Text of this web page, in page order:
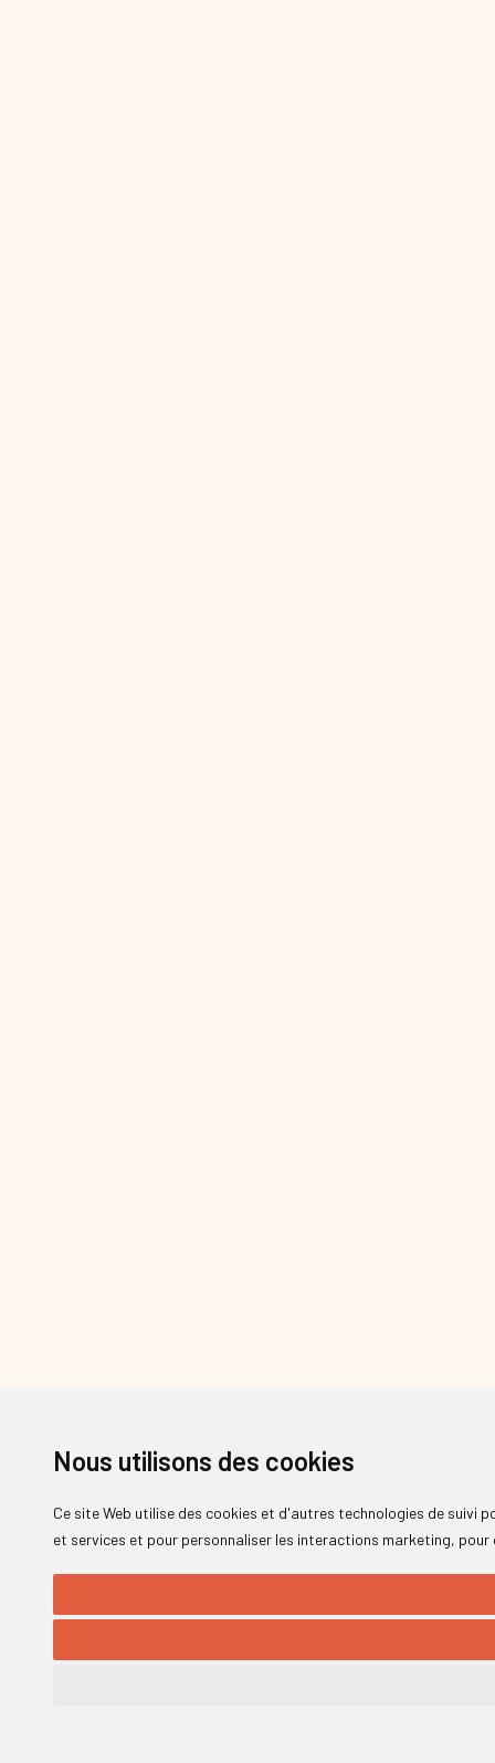
Nous utilisons des cookies
Ce site Web utilise des cookies et d'autres technologies de suivi
et services et pour personnaliser les interactions marketing, pour